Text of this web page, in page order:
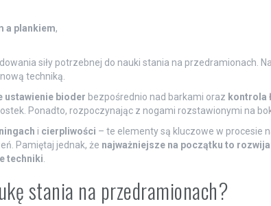
a plankiem,
siły potrzebnej do nauki stania na przedramionach.
techniką.
ustawienie bioder bezpośrednio nad barkami oraz kontrola
Ponadto, rozpoczynając z nogami rozstawionymi na
i cierpliwości – te elementy są kluczowe w procesie
Pamiętaj jednak, że najważniejsze na początku to
techniki
stania na przedramionach?